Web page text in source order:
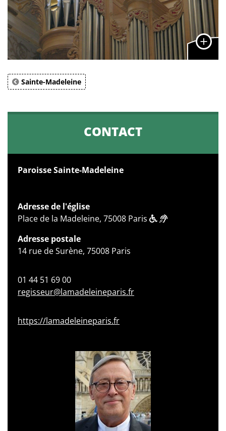
Sainte-Madeleine
CONTACT
Paroisse Sainte-Madeleine
Adresse de l'église
Place de la Madeleine, 75008 Paris
Adresse postale
14 rue de Surène, 75008 Paris
01 44 51 69 00
regisseur@lamadeleineparis.fr
https://lamadeleineparis.fr